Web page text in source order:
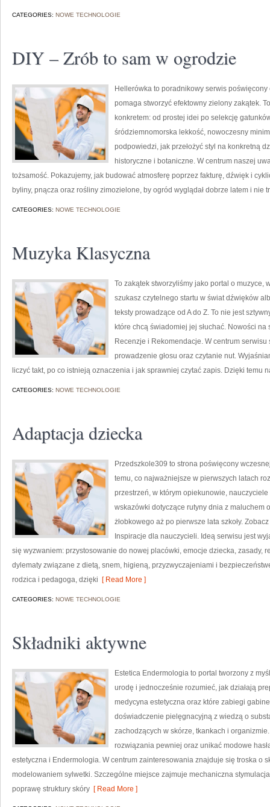
CATEGORIES: NOWE TECHNOLOGIE
DIY – Zrób to sam w ogrodzie
Hellerówka to poradnikowy serwis
pomaga stworzyć efektowny zielony zakątek.
konkretem: od prostej idei po selekcję
śródziemnomorska lekkość, nowoczesny
podpowiedzi, jak przełożyć styl na konkretną
historyczne i botaniczne. W centrum naszej
tożsamość. Pokazujemy, jak budować atmosferę poprzez fakturę, dźwięk i
byliny, pnącza oraz rośliny zimozielone, by ogród wyglądał dobrze latem i nie
CATEGORIES: NOWE TECHNOLOGIE
Muzyka Klasyczna
To zakątek stworzyliśmy jako portal o muzyce,
szukasz czytelnego startu w świat dźwięków
teksty prowadzące od A do Z. To nie jest
które chcą świadomiej jej słuchać. Nowości
Recenzje i Rekomendacje. W centrum
prowadzenie głosu oraz czytanie nut.
liczyć takt, po co istnieją oznaczenia i jak sprawniej czytać zapis. Dzięki temu
CATEGORIES: NOWE TECHNOLOGIE
Adaptacja dziecka
Przedszkole309 to strona poświęcony
temu, co najważniejsze w pierwszych latach
przestrzeń, w którym opiekunowie,
wskazówki dotyczące rutyny dnia z maluchem
żłobkowego aż po pierwsze lata szkoły.
Inspiracje dla nauczycieli. Ideą serwisu jest
się wyzwaniem: przystosowanie do nowej placówki, emocje dziecka, zasady,
dylematy związane z dietą, snem, higieną, przyzwyczajeniami i
rodzica i pedagoga, dzięki [ Read More ]
CATEGORIES: NOWE TECHNOLOGIE
Składniki aktywne
Estetica Endermologia to portal tworzony z
urodę i jednocześnie rozumieć, jak działają
medycyna estetyczna oraz które zabiegi
doświadczenie pielęgnacyjną z wiedzą o
zachodzących w skórze, tkankach i
rozwiązania pewniej oraz unikać modowe
estetyczna i Endermologia. W centrum zainteresowania znajduje się troska o
modelowaniem sylwetki. Szczególne miejsce zajmuje mechaniczna
poprawę struktury skóry [ Read More ]